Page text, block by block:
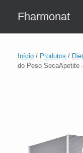
Fharmonat
Início / Produtos /
do Peso SecaApetite